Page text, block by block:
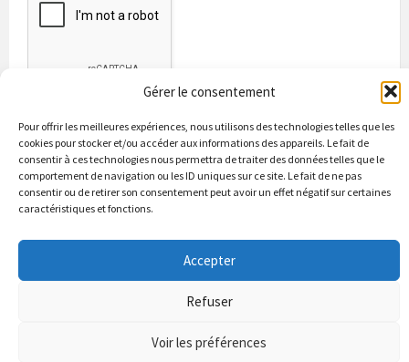
Gérer le consentement
Pour offrir les meilleures expériences, nous utilisons des technologies telles que les
cookies pour stocker et/ou accéder aux informations des appareils. Le fait de
consentir à ces technologies nous permettra de traiter des données telles que le
comportement de navigation ou les ID uniques sur ce site. Le fait de ne pas
consentir ou de retirer son consentement peut avoir un effet négatif sur certaines
caractéristiques et fonctions.
Accepter
Refuser
Voir les préférences
Bienvenue à Puycapel La municipalité
Actualités
Les bonnes adresses
Contacts & renseignements
Conformité à la loi RGPD
Puycapel.fr utilise des cookies pour améliorer les performance et
votre usage du site web. nous présumons de votre accord pour